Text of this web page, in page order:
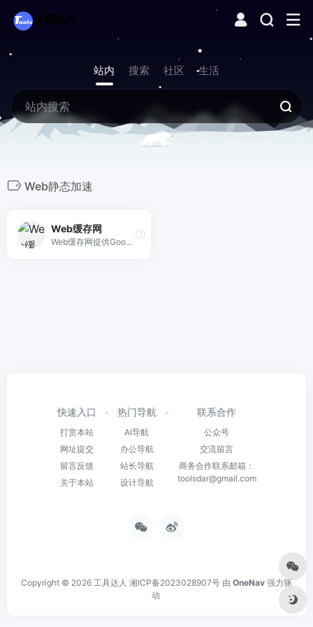
站内 搜索 社区 生活
Web静态加速
Web缓存网
Web缓存网提供Google字体、CDNJS、NPM、GitHub及Gravatar的国内镜像加速，全部免费、免注册、极速稳定。
快速入口
打赏本站
网址提交
留言反馈
关于本站
热门导航
AI导航
办公导航
站长导航
设计导航
联系合作
公众号
交流留言
商务合作联系邮箱：
toolsdar@gmail.com
Copyright © 2026 工具达人 湘ICP备2023028907号 由 OneNav 强力驱
动